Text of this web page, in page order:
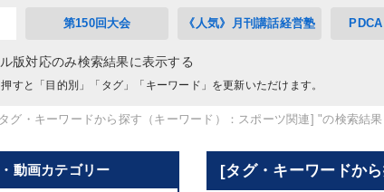
第150回大会 《人気》月刊講話経営塾
版対応のみ検索結果に表示する
すと「目的別」「タグ」「キーワード」を更新いただけます。
グ・キーワードから探す（キーワード）：スポーツ関連] "の検索結果
動画カテゴリー [タグ・キーワードか